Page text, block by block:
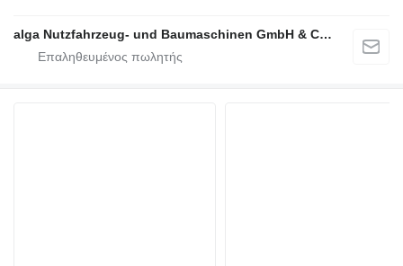
alga Nutzfahrzeug- und Baumaschinen GmbH & Co. KG